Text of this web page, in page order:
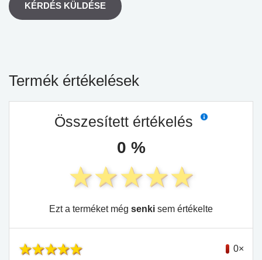
KÉRDÉS KÜLDÉSE
Termék értékelések
Összesített értékelés
0 %
Ezt a terméket még senki sem értékelte
0×